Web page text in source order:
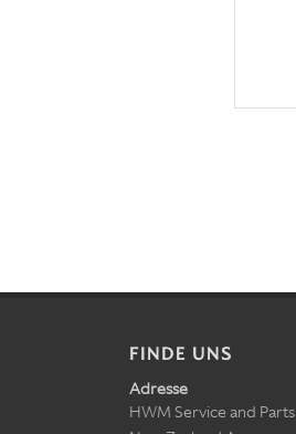
FINDE UNS
Adresse
HWM Service and Parts